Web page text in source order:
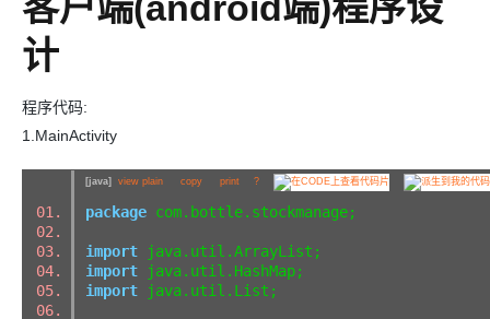
计
程序代码:
1.MainActivity
[java] view plain copy print ?
package com.bottle.stockmanage;
import java.util.ArrayList;
import java.util.HashMap;
import java.util.List;